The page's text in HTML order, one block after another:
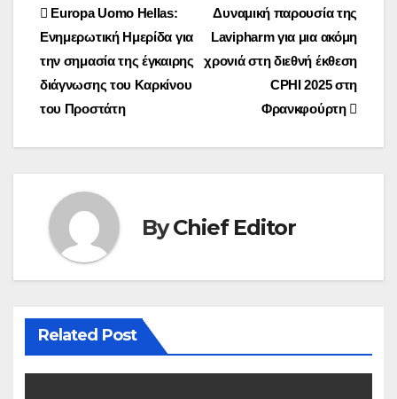
Post
navigation
Δυναμική παρουσία της
Lavipharm για μια ακόμη
χρονιά στη διεθνή έκθεση
CPHI 2025 στη
Φρανκφούρτη
Europa Uomo Hellas:
Ενημερωτική Ημερίδα για
την σημασία της έγκαιρης
διάγνωσης του Καρκίνου
του Προστάτη
ByChief Editor
Related Post